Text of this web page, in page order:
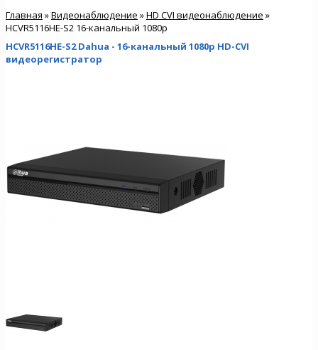
Главная »Видеонаблюдение »HD CVI видеонаблюдение »
HCVR5116HE-S2 16-канальный 1080р
HCVR5116HE-S2 Dahua - 16-канальный 1080р HD-CVI
видеорегистратор